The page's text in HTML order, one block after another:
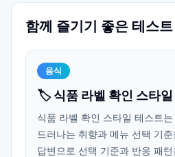
함께 즐기기 좋은 테스트
음식
🏷️ 식품 라벨 확인 스타일
식품 라벨 확인 스타일 테스트
드러나는 취향과 메뉴 선택 기
답변으로 선택 기준과 반응 패